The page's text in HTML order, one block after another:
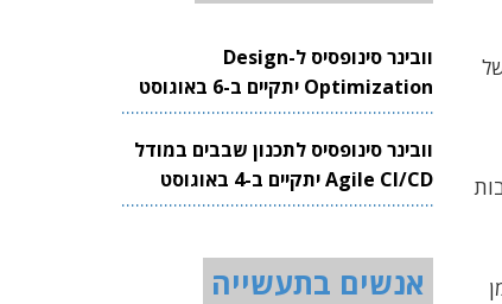
וובינר סינופסיס ל-Design
Optimization יתקיים ב-6 באוגוסט
2026
וובינר סינופסיס לתכנון שבבים במודל
Agile CI/CD יתקיים ב-4 באוגוסט
2026
אנשים בתעשייה